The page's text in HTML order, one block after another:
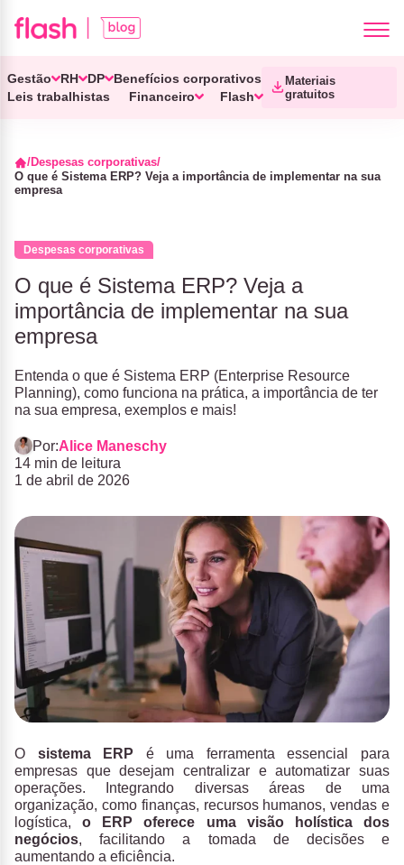
Gestão RH DP
Benefícios corporativos
Leis trabalhistas
Financeiro Flash
Materiais
gratuitos
Despesas corporativas
O que é Sistema ERP? Veja a importância de implementar na sua
empresa
Despesas corporativas
O que é Sistema ERP? Veja a
importância de implementar na sua
empresa
Entenda o que é Sistema ERP (Enterprise Resource
Planning), como funciona na prática, a importância de ter
na sua empresa, exemplos e mais!
Por:Alice Maneschy
14 min de leitura
1 de abril de 2026
O sistema ERP é uma ferramenta essencial para
empresas que desejam centralizar e automatizar suas
operações. Integrando diversas áreas de uma
organização, como finanças, recursos humanos, vendas e
logística, o ERP oferece uma visão holística dos
negócios, facilitando a tomada de decisões e
aumentando a eficiência.